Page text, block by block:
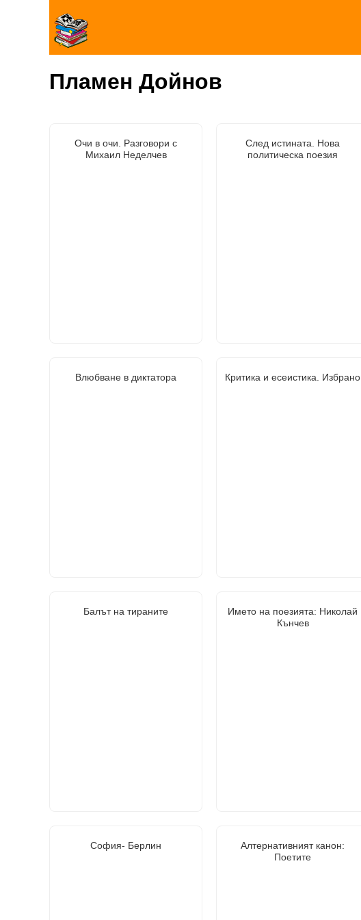
Пламен Дойнов
Очи в очи. Разговори с
Михаил Неделчев
След истината. Нова
политическа поезия
Влюбване в диктатора Критика и есеистика. Избрано
Балът на тираните
Името на поезията: Николай
Кънчев
София- Берлин
Алтернативният канон:
Поетите